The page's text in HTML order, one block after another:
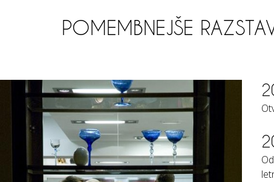
POMEMBNEJŠE